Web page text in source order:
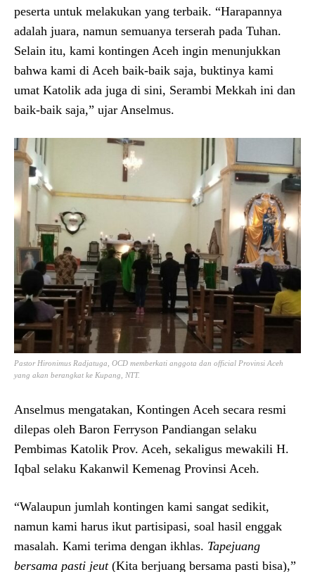
peserta untuk melakukan yang terbaik. “Harapannya
adalah juara, namun semuanya terserah pada Tuhan.
Selain itu, kami kontingen Aceh ingin menunjukkan
bahwa kami di Aceh baik-baik saja, buktinya kami
umat Katolik ada juga di sini, Serambi Mekkah ini dan
baik-baik saja,” ujar Anselmus.
Pastor Hironimus Radjatuga, OCD memberkati anggota dan official Provinsi Aceh
yang akan berangkat ke Kupang, NTT.
Anselmus mengatakan, Kontingen Aceh secara resmi
dilepas oleh Baron Ferryson Pandiangan selaku
Pembimas Katolik Prov. Aceh, sekaligus mewakili H.
Iqbal selaku Kakanwil Kemenag Provinsi Aceh.
“Walaupun jumlah kontingen kami sangat sedikit,
namun kami harus ikut partisipasi, soal hasil enggak
masalah. Kami terima dengan ikhlas. Tapejuang
bersama pasti jeut(Kita berjuang bersama pasti bisa),”